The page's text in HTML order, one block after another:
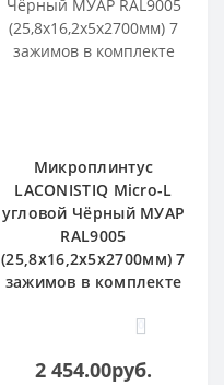
Микроплинтус
LACONISTIQ Micro-L
угловой Чёрный МУАР
RAL9005
(25,8х16,2х5х2700мм) 7
зажимов в комплекте
0
2 454.00руб.